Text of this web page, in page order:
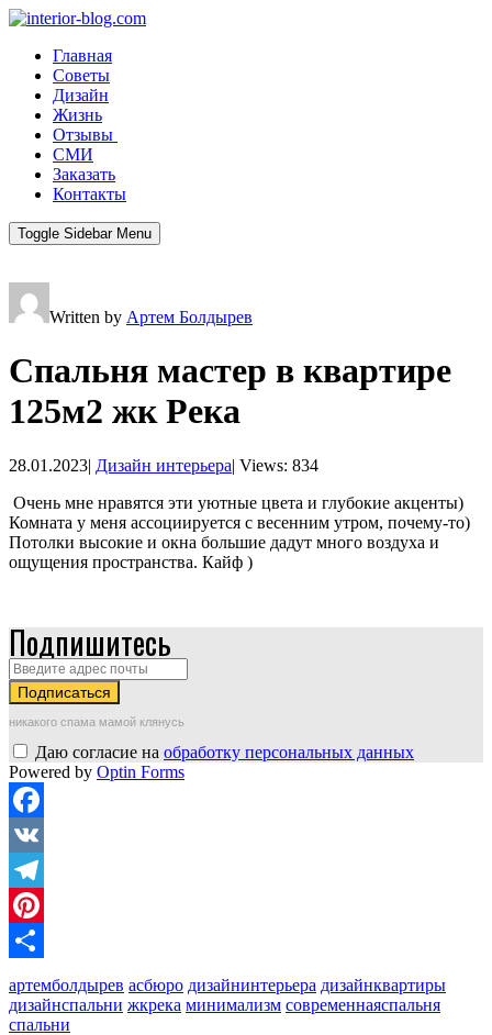
Главная
Советы
Дизайн
Жизнь
Отзывы
СМИ
Заказать
Контакты
Toggle Sidebar Menu
Written by Артем Болдырев
Спальня мастер в квартире
125м2 жк Река
28.01.2023| Дизайн интерьера| Views: 834
Очень мне нравятся эти уютные цвета и глубокие акценты)
Комната у меня ассоциируется с весенним утром, почему-то)
Потолки высокие и окна большие дадут много воздуха и
ощущения пространства. Кайф )
Подпишитесь
никакого спама мамой клянусь
Даю согласие на обработку персональных данных
Powered by Optin Forms
Facebook
VK
Telegram
Pinterest
Отправить
артемболдырев асбюро дизайнинтерьера дизайнквартиры
дизайнспальни жкрека минимализм современнаяспальня
спальни